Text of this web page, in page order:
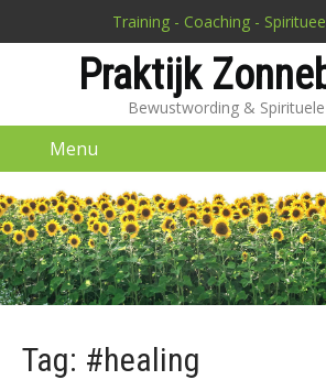
Training - Coaching -
Praktijk
Bewustwording &
Menu
Tag: #healing